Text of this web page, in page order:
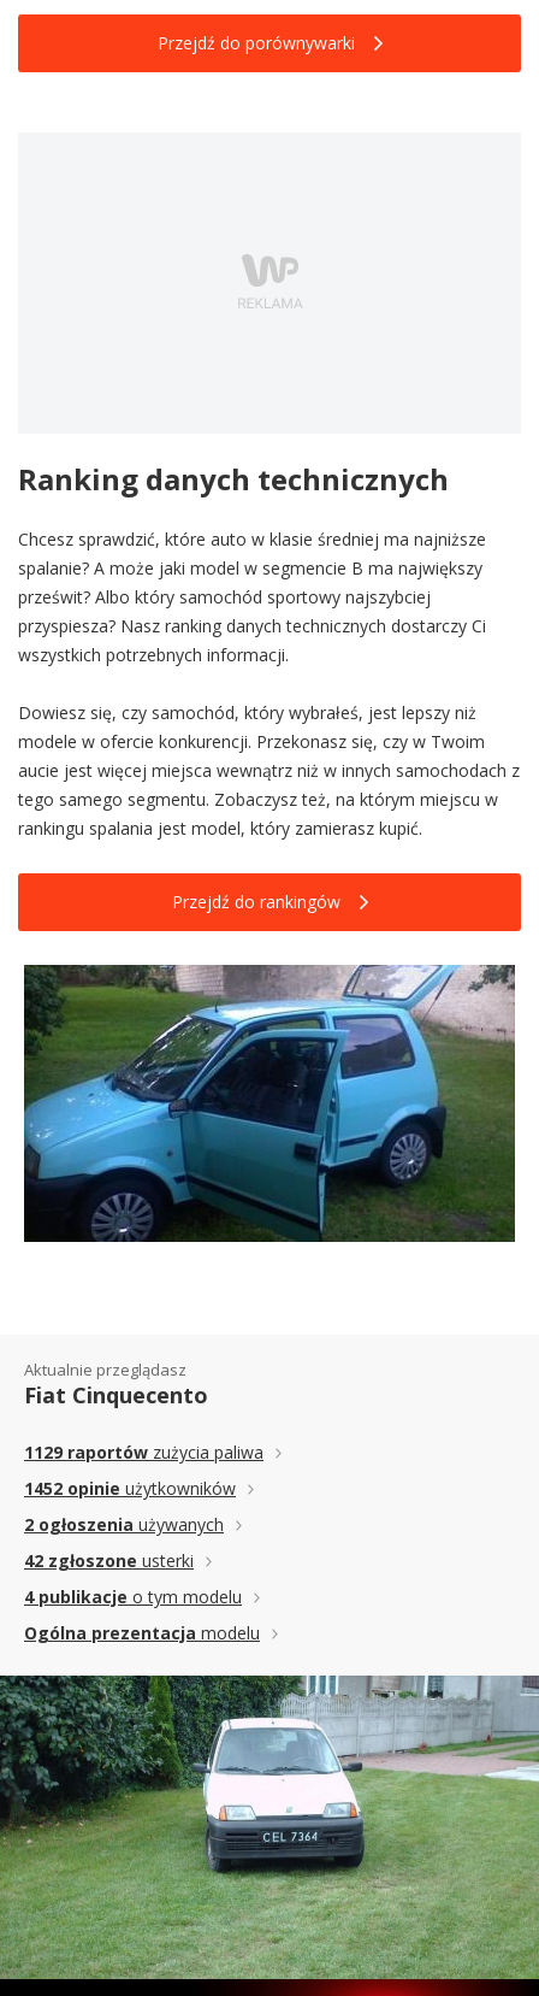
Przejdź do porównywarki
Ranking danych technicznych
Chcesz sprawdzić, które auto w klasie średniej ma najniższe
spalanie? A może jaki model w segmencie B ma największy
prześwit? Albo który samochód sportowy najszybciej
przyspiesza? Nasz ranking danych technicznych dostarczy Ci
wszystkich potrzebnych informacji.
Dowiesz się, czy samochód, który wybrałeś, jest lepszy niż
modele w ofercie konkurencji. Przekonasz się, czy w Twoim
aucie jest więcej miejsca wewnątrz niż w innych samochodach z
tego samego segmentu. Zobaczysz też, na którym miejscu w
rankingu spalania jest model, który zamierasz kupić.
Przejdź do rankingów
Aktualnie przeglądasz
Fiat Cinquecento
1129 raportów zużycia paliwa
1452 opinie użytkowników
2 ogłoszenia używanych
42 zgłoszone usterki
4 publikacje o tym modelu
Ogólna prezentacja modelu